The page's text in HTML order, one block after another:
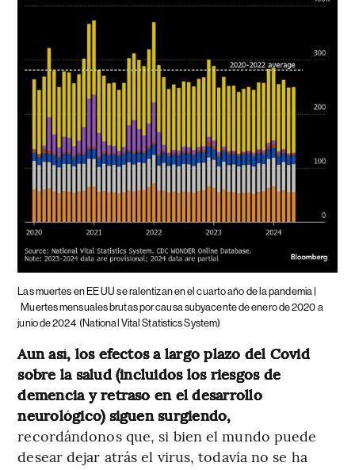
Las muertes en EE UU se ralentizan en el cuarto año de la pandemia |
Muertes mensuales brutas por causa subyacente de enero de 2020 a
junio de 2024 (National Vital Statistics System)
Aun así, los efectos a largo plazo del Covid
sobre la salud (incluidos los riesgos de
demencia y retraso en el desarrollo
neurológico) siguen surgiendo,
recordándonos que, si bien el mundo puede
desear dejar atrás el virus, todavía no se ha